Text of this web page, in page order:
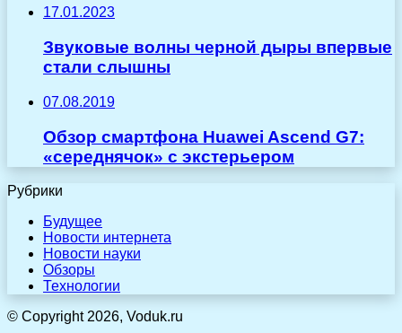
17.01.2023
Звуковые волны черной дыры впервые
стали слышны
07.08.2019
Обзор смартфона Huawei Ascend G7:
«середнячок» с экстерьером
Рубрики
Будущее
Новости интернета
Новости науки
Обзоры
Технологии
© Copyright 2026, Voduk.ru